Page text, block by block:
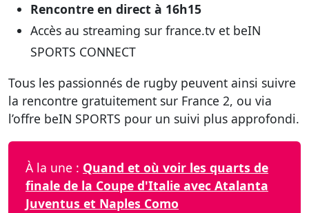
Rencontre en direct à 16h15
Accès au streaming sur france.tv et beIN
SPORTS CONNECT
Tous les passionnés de rugby peuvent ainsi suivre
la rencontre gratuitement sur France 2, ou via
l’offre beIN SPORTS pour un suivi plus approfondi.
À la une : Quand et où voir les quarts de
finale de la Coupe d'Italie avec Atalanta
Juventus et Naples Como